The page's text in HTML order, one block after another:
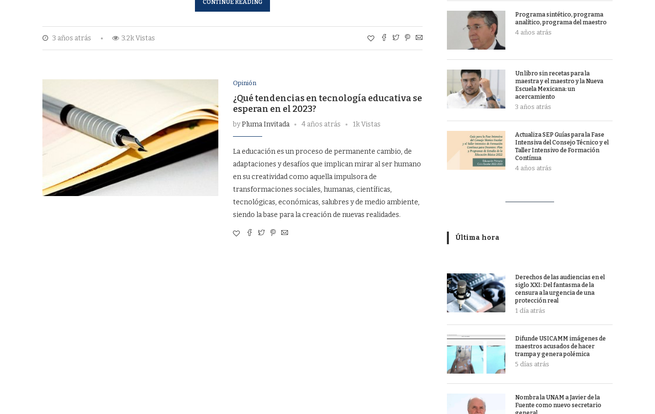
CONTINUE READING
3 años atrás 3.2k Vistas
Opinión
¿Qué tendencias en tecnología educativa se
esperan en el 2023?
byPluma Invitada 4 años atrás 1k Vistas
La educación es un proceso de permanente cambio, de
adaptaciones y desafíos que implican mirar al ser humano
en su creatividad como aquella impulsora de
transformaciones sociales, humanas, científicas,
tecnológicas, económicas, salubres y de medio ambiente,
siendo la base para la creación de nuevas realidades.
Programa sintético, programa
analítico, programa del maestro
4 años atrás
Un libro sin recetas para la
maestra y el maestro y la Nueva
Escuela Mexicana: un
acercamiento
3 años atrás
Actualiza SEP Guías para la Fase
Intensiva del Consejo Técnico y el
Taller Intensivo de Formación
Contínua
4 años atrás
Última hora
Derechos de las audiencias en el
siglo XXI: Del fantasma de la
censura a la urgencia de una
protección real
1 día atrás
Difunde USICAMM imágenes de
maestros acusados de hacer
trampa y genera polémica
5 días atrás
Nombra la UNAM a Javier de la
Fuente como nuevo secretario